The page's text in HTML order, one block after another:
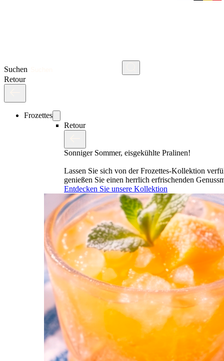
Suchen
Retour
Frozettes
Retour
Sonniger Sommer, eisgekühlte Pralinen!
Lassen Sie sich von der Frozettes-Kollektion
genießen Sie einen herrlich erfrischenden
Entdecken Sie unsere Kollektion